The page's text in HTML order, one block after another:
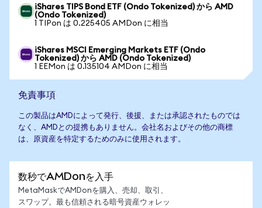
iShares TIPS Bond ETF (Ondo Tokenized) から AMD
(Ondo Tokenized)
1 TIPon は 0.225405 AMDon に相当
iShares MSCI Emerging Markets ETF (Ondo
Tokenized) から AMD (Ondo Tokenized)
1 EEMon は 0.135104 AMDon に相当
免責事項
この製品はAMDによって発行、後援、または承認されたものでは
なく、AMDとの提携もありません。会社名およびその他の商標
は、原資産を特定するためのみに使用されます。
数秒でAMDonを入手
MetaMaskでAMDonを購入、売却、取引、
スワップ。最も信頼される暗号資産ウォレッ